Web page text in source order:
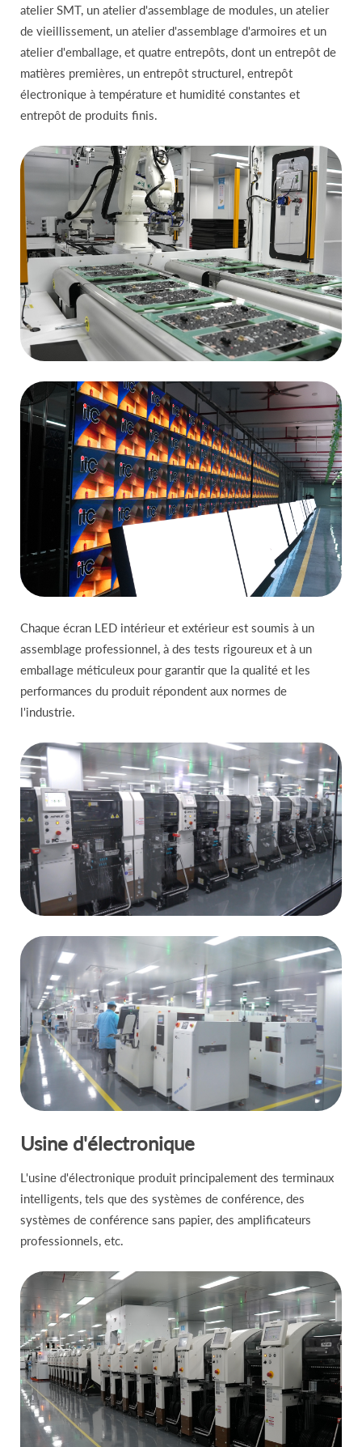
atelier SMT, un atelier d'assemblage de modules, un atelier
de vieillissement, un atelier d'assemblage d'armoires et un
atelier d'emballage, et quatre entrepôts, dont un entrepôt de
matières premières, un entrepôt structurel, entrepôt
électronique à température et humidité constantes et
entrepôt de produits finis.
Chaque écran LED intérieur et extérieur est soumis à un
assemblage professionnel, à des tests rigoureux et à un
emballage méticuleux pour garantir que la qualité et les
performances du produit répondent aux normes de
l'industrie.
Usine d'électronique
L'usine d'électronique produit principalement des terminaux
intelligents, tels que des systèmes de conférence, des
systèmes de conférence sans papier, des amplificateurs
professionnels, etc.